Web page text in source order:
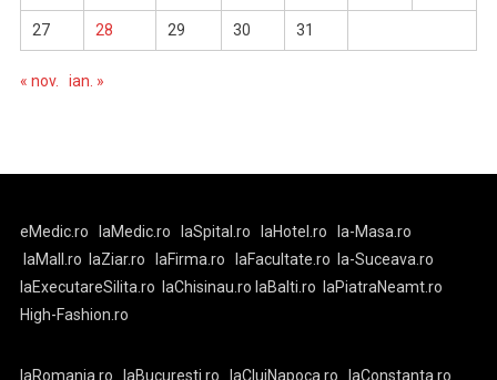
27 28 29 30 31
« nov. ian. »
eMedic.ro laMedic.ro laSpital.ro laHotel.ro
la-Masa.ro
laMall.ro
laZiar.ro laFirma.ro laFacultate.ro
la-Suceava.ro
laExecutareSilita.ro
laChisinau.ro laBalti.ro
laPiatraNeamt.ro
High-Fashion.ro
laRomania.ro laBucuresti.ro laClujNapoca.ro laConstanta.ro